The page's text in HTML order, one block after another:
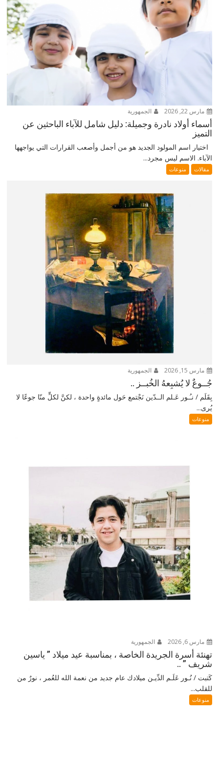
مارس 22, 2026 الجمهورية
أسماء أولاد نادرة وجميلة: دليل شامل للآباء الباحثين عن
التميز
اختيار اسم المولود الجديد هو من أجمل وأصعب القرارات التي يواجهها
الآباء. الاسم ليس مجرد...
مقالات منوعات
مارس 15, 2026 الجمهورية
جُــوعٌ لا يُشبِعهُ الخُبــز ..
بِقَلَم / نـُـور عَـلم الــدّين نَجْتمع حَول مائدةٍ واحدة ، لكنَّ لكلٍّ منّا جوعًا لا
يُرى...
منوعات
مارس 6, 2026 الجمهورية
تهنئة أسرة الجريدة الخاصة ، بمناسبة عيد ميلاد ” ياسين
شريف ” ..
كَتبت / نُـور عَلَـم الدِّيـن ميلادك عام جديد من نعمة الله للعُمر ، نورٌ من
للقلب...
منوعات